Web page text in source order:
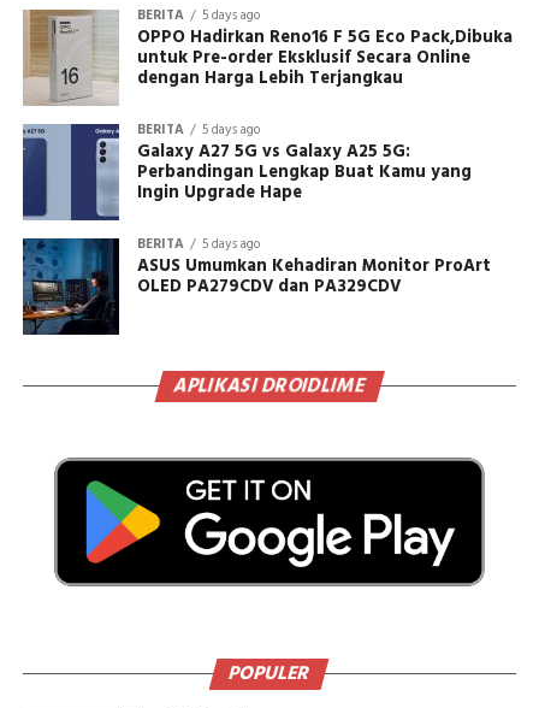
BERITA 5 days ago
OPPO Hadirkan Reno16 F 5G Eco Pack,Dibuka
untuk Pre-order Eksklusif Secara Online
dengan Harga Lebih Terjangkau
BERITA 5 days ago
Galaxy A27 5G vs Galaxy A25 5G:
Perbandingan Lengkap Buat Kamu yang
Ingin Upgrade Hape
BERITA 5 days ago
ASUS Umumkan Kehadiran Monitor ProArt
OLED PA279CDV dan PA329CDV
APLIKASI DROIDLIME
POPULER